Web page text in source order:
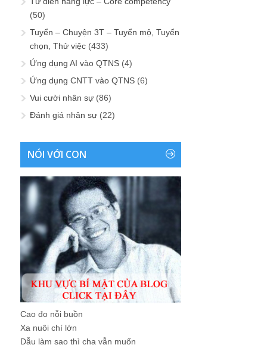
(50)
Tuyển – Chuyện 3T – Tuyển mộ, Tuyển
chọn, Thử việc (433)
Ứng dụng AI vào QTNS (4)
Ứng dụng CNTT vào QTNS (6)
Vui cười nhân sự (86)
Đánh giá nhân sự (22)
NÓI VỚI CON
Cao đo nỗi buồn
Xa nuôi chí lớn
Dẫu làm sao thì cha vẫn muốn